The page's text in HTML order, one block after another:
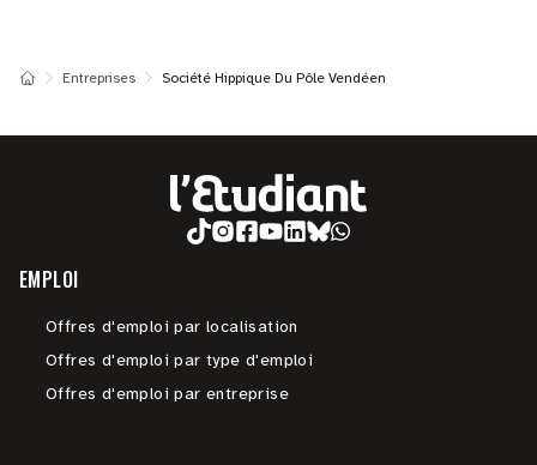
Entreprises Société Hippique Du Pôle Vendéen
EMPLOI
Offres d'emploi par localisation
Offres d'emploi par type d'emploi
Offres d'emploi par entreprise